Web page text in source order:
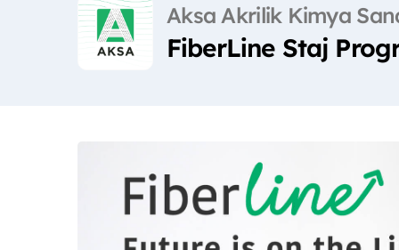
Aksa Akrilik Kimya
FiberLine Staj